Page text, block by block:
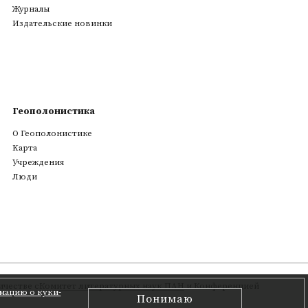
о куки-
Понимаю
Журналы
Издательские новинки
Геополонистика
О Геополонистике
Kарта
Учреждения
Люди
Комитет литературных наук ПАНи Конференцией